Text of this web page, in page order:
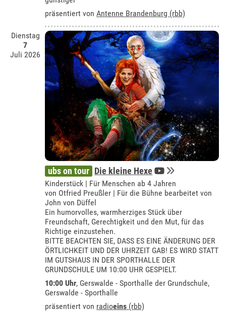
präsentiert vonAntenne Brandenburg (rbb)
Dienstag
7
Juli 2026
ubs on tour Die kleine Hexe
Kinderstück | Für Menschen ab 4 Jahren
von Otfried Preußler | Für die Bühne bearbeitet von
John von Düffel
Ein humorvolles, warmherziges Stück über
Freundschaft, Gerechtigkeit und den Mut, für das
Richtige einzustehen.
BITTE BEACHTEN SIE, DASS ES EINE ÄNDERUNG DER
ÖRTLICHKEIT UND DER UHRZEIT GAB! ES WIRD STATT
IM GUTSHAUS IN DER SPORTHALLE DER
GRUNDSCHULE UM 10:00 UHR GESPIELT.
10:00 Uhr, Gerswalde - Sporthalle der Grundschule,
Gerswalde - Sporthalle
präsentiert von radioeins (rbb)